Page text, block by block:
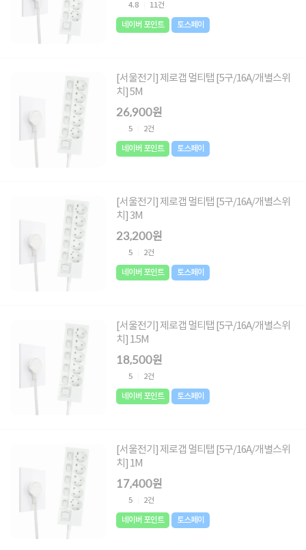
4.8 11건
네이버 포인트 토스페이
[서울전기] 제로갭 멀티탭 [5구/16A/개별스위
치] 5M
26,900원
5 2건
네이버 포인트 토스페이
[서울전기] 제로갭 멀티탭 [5구/16A/개별스위
치] 3M
23,200원
5 2건
네이버 포인트 토스페이
[서울전기] 제로갭 멀티탭 [5구/16A/개별스위
치] 1.5M
18,500원
5 2건
네이버 포인트 토스페이
[서울전기] 제로갭 멀티탭 [5구/16A/개별스위
치] 1M
17,400원
5 2건
네이버 포인트 토스페이